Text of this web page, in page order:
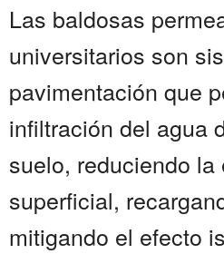
Las baldosas
universitarios son
pavimentación que
infiltración del agua
suelo, reduciendo
superficial,
mitigando el efecto